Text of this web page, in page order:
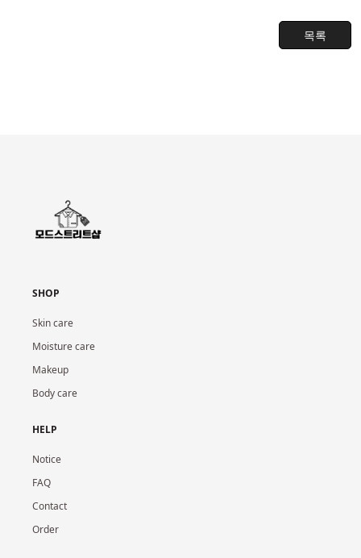
목록
SHOP
Skin care
Moisture care
Makeup
Body care
HELP
Notice
FAQ
Contact
Order